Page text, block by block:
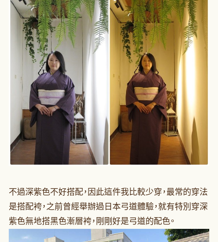
不過深紫色不好搭配，因此這件我比較少穿，最常的穿法
是搭配袴，之前曾經舉辦過日本弓道體驗，就有特別穿深
紫色無地搭黑色漸層袴，剛剛好是弓道的配色。